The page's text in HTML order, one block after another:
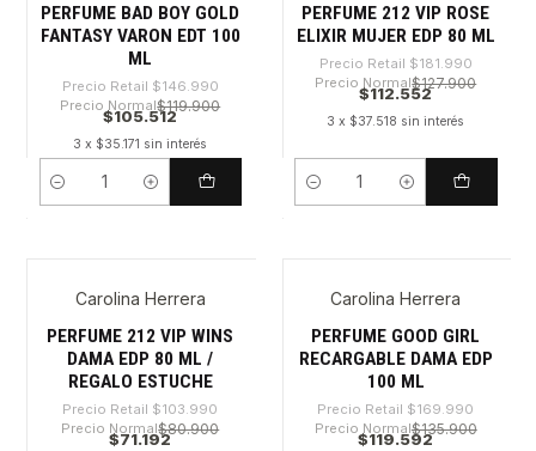
PERFUME BAD BOY GOLD
FANTASY VARON EDT 100
ML
Precio Retail $146.990
Precio Normal$119.900
$105.512
3 x $35.171 sin interés
Cantidad
PERFUME 212 VIP ROSE
ELIXIR MUJER EDP 80 ML
Precio Retail $181.990
Precio Normal$127.900
$112.552
3 x $37.518 sin interés
Cantidad
-31%
Carolina Herrera
PERFUME 212 VIP WINS
DAMA EDP 80 ML /
REGALO ESTUCHE
Precio Retail $103.990
Precio Normal$80.900
$71.192
-29%
Carolina Herrera
PERFUME GOOD GIRL
RECARGABLE DAMA EDP
100 ML
Precio Retail $169.990
Precio Normal$135.900
$119.592